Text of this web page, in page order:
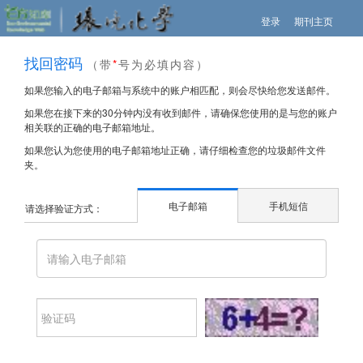
登录 期刊主页
找回密码 （带*号为必填内容）
如果您输入的电子邮箱与系统中的账户相匹配，则会尽快给您发送邮件。
如果您在接下来的30分钟内没有收到邮件，请确保您使用的是与您的账户
相关联的正确的电子邮箱地址。
如果您认为您使用的电子邮箱地址正确，请仔细检查您的垃圾邮件文件
夹。
请选择验证方式： 电子邮箱 手机短信